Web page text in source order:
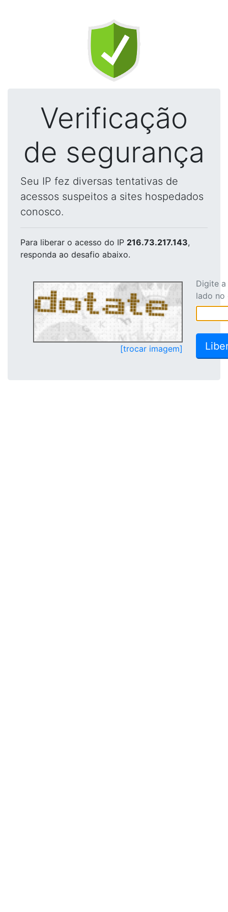
Verificação
de segurança
Seu IP fez diversas tentativas de
acessos suspeitos a sites hospedados
conosco.
Para liberar o acesso do IP 216.73.217.143,
responda ao desafio abaixo.
[trocar imagem]
Digite
lado no